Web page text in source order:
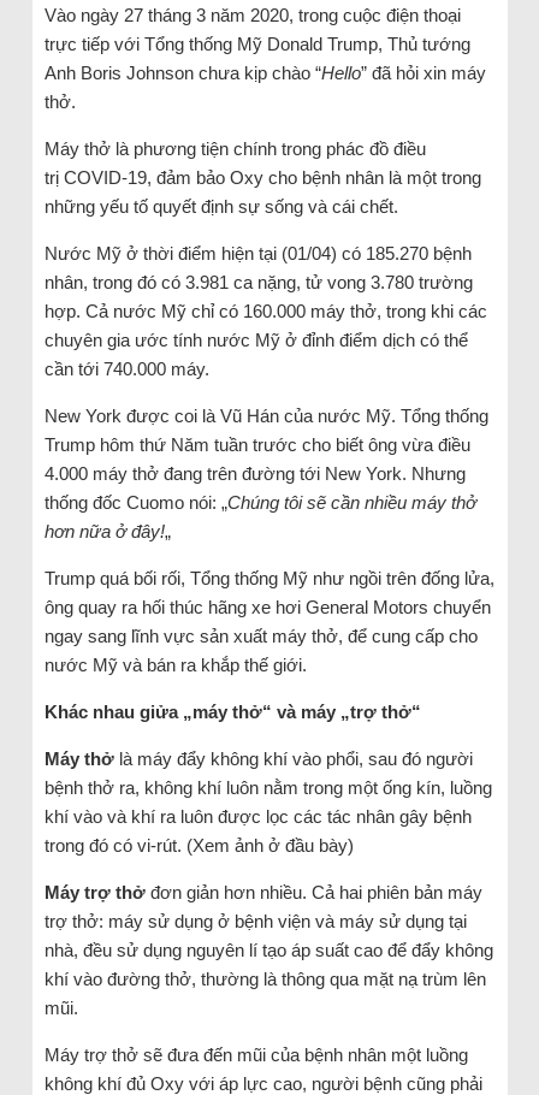
Vào ngày 27 tháng 3 năm 2020, trong cuộc điện thoại
trực tiếp với Tổng thống Mỹ Donald Trump, Thủ tướng
Anh Boris Johnson chưa kịp chào “Hello” đã hỏi xin máy
thở.
Máy thở là phương tiện chính trong phác đồ điều
trị COVID-19, đảm bảo Oxy cho bệnh nhân là một trong
những yếu tố quyết định sự sống và cái chết.
Nước Mỹ ở thời điểm hiện tại (01/04) có 185.270 bệnh
nhân, trong đó có 3.981 ca nặng, tử vong 3.780 trường
hợp. Cả nước Mỹ chỉ có 160.000 máy thở, trong khi các
chuyên gia ước tính nước Mỹ ở đỉnh điểm dịch có thể
cần tới 740.000 máy.
New York được coi là Vũ Hán của nước Mỹ. Tổng thống
Trump hôm thứ Năm tuần trước cho biết ông vừa điều
4.000 máy thở đang trên đường tới New York. Nhưng
thống đốc Cuomo nói: „Chúng tôi sẽ cần nhiều máy thở
hơn nữa ở đây!„
Trump quá bối rối, Tổng thống Mỹ như ngồi trên đống lửa,
ông quay ra hối thúc hãng xe hơi General Motors chuyển
ngay sang lĩnh vực sản xuất máy thở, để cung cấp cho
nước Mỹ và bán ra khắp thế giới.
Khác nhau giửa „máy thở“ và máy „trợ thở“
Máy thởlà máy đẩy không khí vào phổi, sau đó người
bệnh thở ra, không khí luôn nằm trong một ống kín, luồng
khí vào và khí ra luôn được lọc các tác nhân gây bệnh
trong đó có vi-rút. (Xem ảnh ở đầu bày)
Máy trợ thởđơn giản hơn nhiều. Cả hai phiên bản máy
trợ thở: máy sử dụng ở bệnh viện và máy sử dụng tại
nhà, đều sử dụng nguyên lí tạo áp suất cao để đẩy không
khí vào đường thở, thường là thông qua mặt nạ trùm lên
mũi.
Máy trợ thở sẽ đưa đến mũi của bệnh nhân một luồng
không khí đủ Oxy với áp lực cao, người bệnh cũng phải